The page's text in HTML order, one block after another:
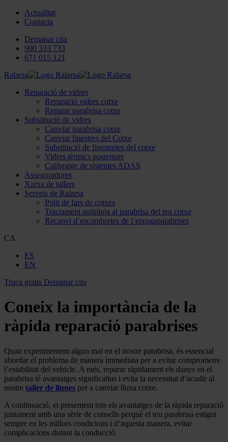
Actualitat
Contacta
Demanar cita
900 333 733
671 015 121
Ralarsa
Reparació de vidres
Reparació vidres cotxe
Reparar parabrisa cotxe
Substitució de vidres
Canviar parabrisa cotxe
Canviar finestres del Cotxe
Substitució de finestretes del cotxe
Vidres tèrmics posteriors
Calibratge de sistemes ADAS
Asseguradores
Xarxa de tallers
Serveis de Ralarsa
Polit de fars de cotxes
Tractament antipluja al parabrisa del teu cotxe
Recanvi d’escombretes de l’eixugaparabrises
CA
ES
EN
Truca gratis Demanar cita
Coneix la importància de la
ràpida reparació parabrises
Quan experimentem algun mal en el nostre parabrisa, és essencial
abordar el problema de manera immediata per a evitar comprometre
l’estabilitat del vehicle. A més, reparar ràpidament els danys en el
parabrisa té avantatges significatius i evita la necessitat d’acudir al
nostre taller de llunes per a canviar lluna cotxe.
A continuació, et presentem tots els avantatges de la ràpida reparació
juntament amb una sèrie de consells perquè el teu parabrisa estigui
sempre en les millors condicions i d’aquesta manera, evitar
complicacions durant la conducció.